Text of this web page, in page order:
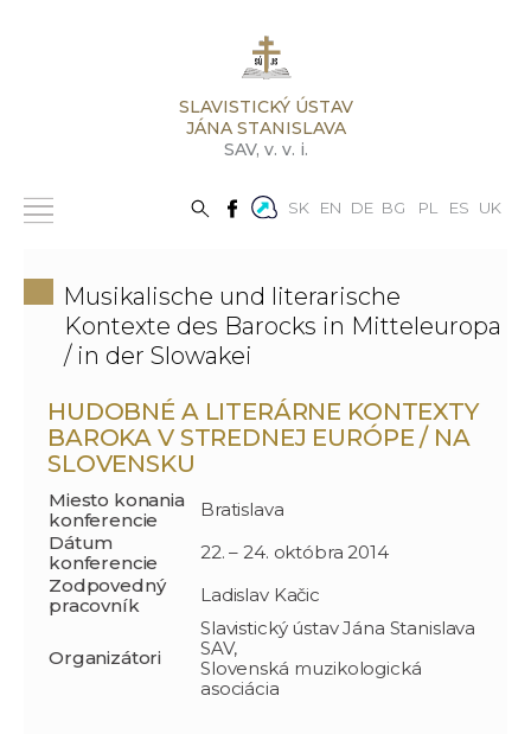
SLAVISTICKÝ ÚSTAV
JÁNA STANISLAVA
SAV, v. v. i.
UK
ES
PL
BG
DE
EN
SK
Musikalische und literarische
Kontexte des Barocks in Mitteleuropa
/ in der Slowakei
HUDOBNÉ A LITERÁRNE KONTEXTY
BAROKA V STREDNEJ EURÓPE / NA
SLOVENSKU
Miesto konania
konferencie
Bratislava
Dátum
konferencie
22. – 24. októbra 2014
Zodpovedný
pracovník
Ladislav Kačic
Organizátori
Slavistický ústav Jána Stanislava
SAV,
Slovenská muzikologická
asociácia